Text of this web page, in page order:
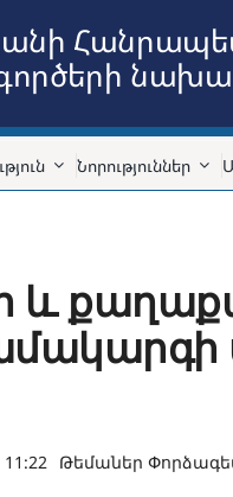
Նորություններ
և
Թեմաներ